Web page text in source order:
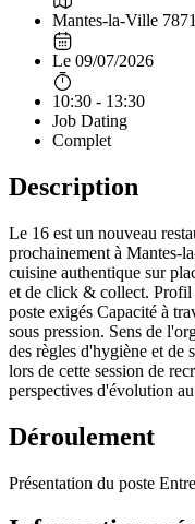
Mantes-la-Ville
Le 09/07/2026
10:30 - 13:30
Job Dating
Complet
Description
Le 16 est un nouveau
prochainement à Mantes-
cuisine authentique sur
et de click & collect. Profil
poste exigés Capacité à
sous pression. Sens de
des règles d'hygiène et de
lors de cette session de
perspectives d'évolution
Déroulement
Présentation du poste